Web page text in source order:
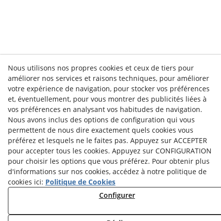
Contact
Nouvelles Politique de Confidentialité
Politique des Cookies Conseils Juridiques
Termes et Conditions Whistleblowing Channel
Política de seguridad - ENS
Nous utilisons nos propres cookies et ceux de tiers pour
améliorer nos services et raisons techniques, pour améliorer
votre expérience de navigation, pour stocker vos préférences
et, éventuellement, pour vous montrer des publicités liées à
vos préférences en analysant vos habitudes de navigation.
Nous avons inclus des options de configuration qui vous
permettent de nous dire exactement quels cookies vous
préférez et lesquels ne le faites pas. Appuyez sur ACCEPTER
pour accepter tous les cookies. Appuyez sur CONFIGURATION
pour choisir les options que vous préférez. Pour obtenir plus
d'informations sur nos cookies, accédez à notre politique de
cookies ici: Politique de Cookies
Configurer